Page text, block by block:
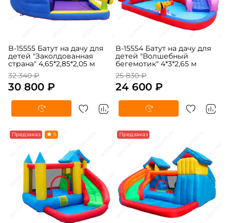
B-15555 Батут на дачу для
детей "Заколдованная
страна" 4,65*2,85*2,05 м
32 340 ₽
30 800 ₽
B-15554 Батут на дачу для
детей "Волшебный
бегемотик" 4*3*2,65 м
25 830 ₽
24 600 ₽
-5% Предзаказ Предзаказ